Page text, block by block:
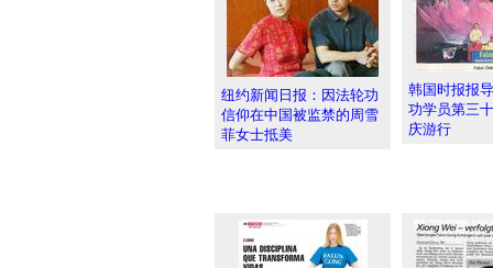
纽约新闻日报：因法轮功
信仰在中国被监禁的周雪
菲女士抵美
韩国时报报
功学员第三
庆游行